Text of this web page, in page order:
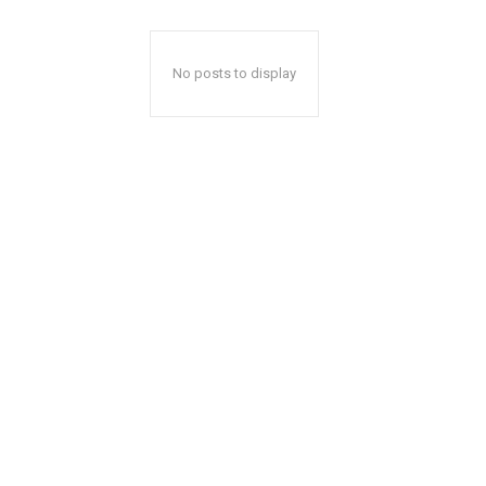
No posts to display